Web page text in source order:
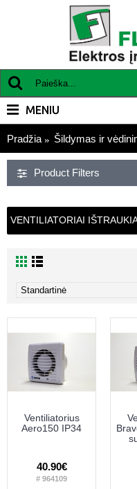
MENIU
Pradžia Šildymas ir
Product Filters
VENTILIATORIAI
Ventiliatorius
Aero150 IP34
40.90€
# 964109